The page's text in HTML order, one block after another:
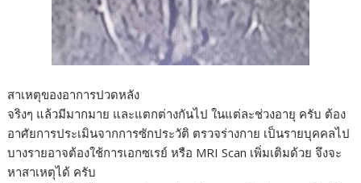
สาเหตุของอาการปวดหลัง
จริงๆ แล้วมีมากมาย และแตกต่างกันไป ในแต่ละช่วงอายุ ครับ ต้อง
อาศัยการประเมินจากการซักประวัติ ตรวจร่างกาย เป็นรายบุคคลไป
บางรายอาจต้องใช้การเอกซเรย์ หรือ MRI Scan เพิ่มเติมด้วย จึงจะ
หาสาเหตุได้ ครับ